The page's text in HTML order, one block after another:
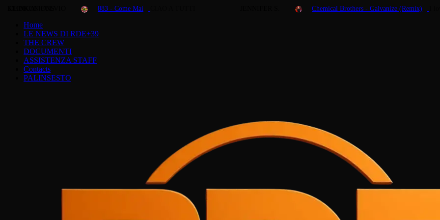
883 - Come Mai Chemical Brothers - Galvanize (Remix)
Home
LE NEWS DI RDE+39
THE CREW
DOCUMENTI
ASSISTENZA STAFF
Contacts
PALINSESTO